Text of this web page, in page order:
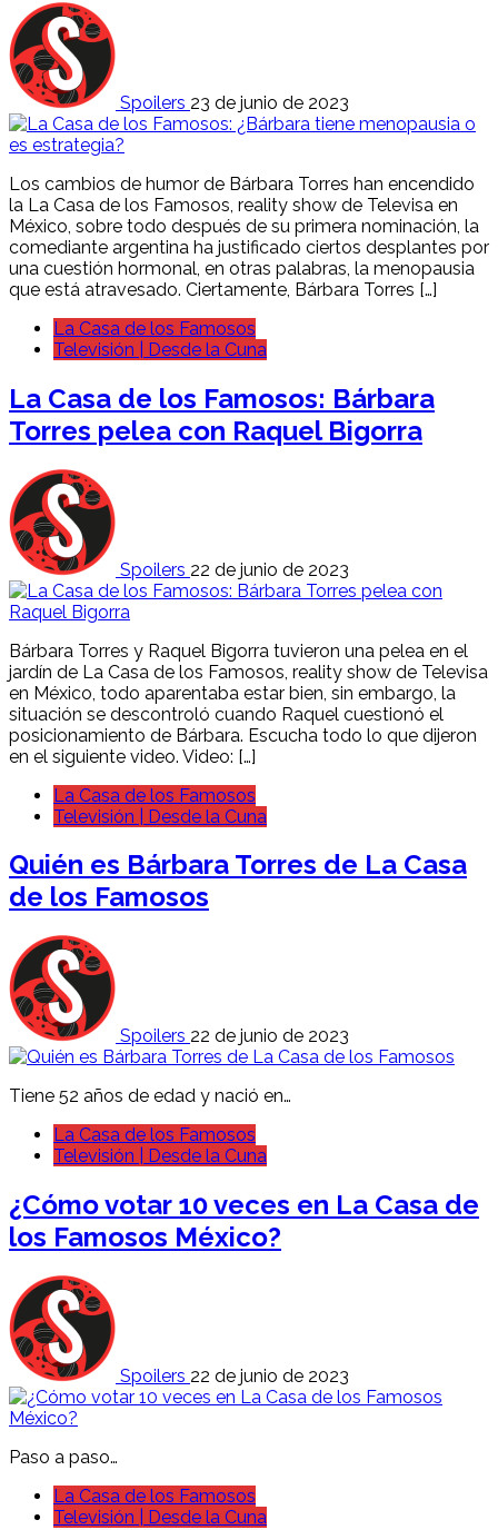
Spoilers 23 de junio de 2023
Los cambios de humor de Bárbara Torres han encendido
la La Casa de los Famosos, reality show de Televisa en
México, sobre todo después de su primera nominación, la
comediante argentina ha justificado ciertos desplantes por
una cuestión hormonal, en otras palabras, la menopausia
que está atravesado. Ciertamente, Bárbara Torres […]
La Casa de los Famosos
Televisión | Desde la Cuna
La Casa de los Famosos: Bárbara
Torres pelea con Raquel Bigorra
Spoilers 22 de junio de 2023
Bárbara Torres y Raquel Bigorra tuvieron una pelea en el
jardín de La Casa de los Famosos, reality show de Televisa
en México, todo aparentaba estar bien, sin embargo, la
situación se descontroló cuando Raquel cuestionó el
posicionamiento de Bárbara. Escucha todo lo que dijeron
en el siguiente video. Video: […]
La Casa de los Famosos
Televisión | Desde la Cuna
Quién es Bárbara Torres de La Casa
de los Famosos
Spoilers 22 de junio de 2023
Tiene 52 años de edad y nació en…
La Casa de los Famosos
Televisión | Desde la Cuna
¿Cómo votar 10 veces en La Casa de
los Famosos México?
Spoilers 22 de junio de 2023
Paso a paso…
La Casa de los Famosos
Televisión | Desde la Cuna